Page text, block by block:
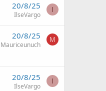
20/8/25
IlseVargo
I
20/8/25
Mauriceunuch
M
20/8/25
IlseVargo
I